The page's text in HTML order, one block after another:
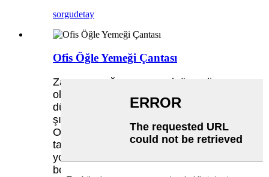
sorgudetay
Ofis Öğle Yemeği Çantası
Zamanın çoğu zaman çok önemli
olduğu ofis yaşamının dinamik
dünyasında, günlük zorluklara etkili ve
şık çözümler bulmak çok önemlidir.
Ofis Öğle Yemeği Çantası, yemeklerini
taşımak için kullanışlı ve sofistike bir
yol arayan profesyoneller için ezber
bozan bir ürün olarak ortaya çıktı.